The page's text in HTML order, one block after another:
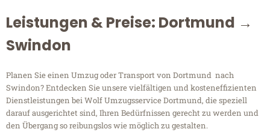
Leistungen & Preise: Dortmund →
Swindon
Planen Sie einen Umzug oder Transport von Dortmund nach
Swindon? Entdecken Sie unsere vielfältigen und kosteneffizienten
Dienstleistungen bei Wolf Umzugsservice Dortmund, die speziell
darauf ausgerichtet sind, Ihren Bedürfnissen gerecht zu werden und
den Übergang so reibungslos wie möglich zu gestalten.